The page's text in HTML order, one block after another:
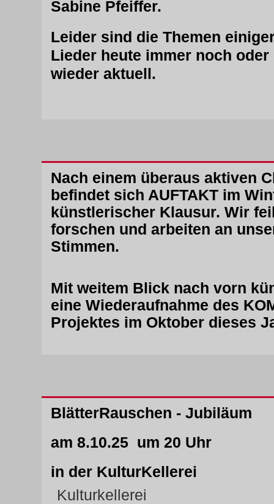
Sabine Pfeiffer.
Leider sind die Themen
Lieder heute immer noch oder
wieder aktuell.
Nach einem überaus aktiven
befindet sich AUFTAKT im
künstlerischer Klausur. Wir
forschen und arbeiten an
Stimmen.
Mit weitem Blick nach vorn
eine Wiederaufnahme des
Projektes im Oktober dieses
BlätterRauschen - Jubiläum
am 8.10.25 um 20 Uhr
in der KulturKellerei
Kulturkellerei